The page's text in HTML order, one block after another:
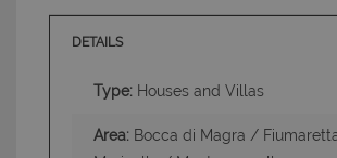
DETAILS
Type: Houses and Villas
Area: Bocca di Magra /